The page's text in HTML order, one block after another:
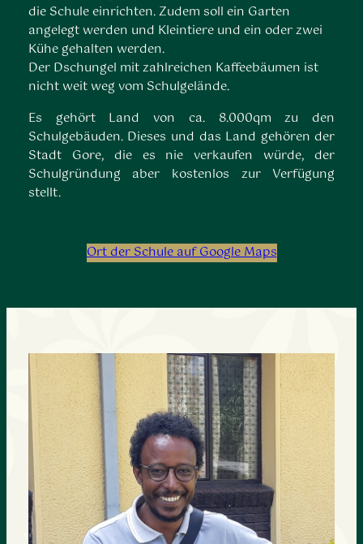
die Schule einrichten. Zudem soll ein Garten
angelegt werden und Kleintiere und ein oder zwei
Kühe gehalten werden.
Der Dschungel mit zahlreichen Kaffeebäumen ist
nicht weit weg vom Schulgelände.
Es gehört Land von ca. 8.000qm zu den
Schulgebäuden. Dieses und das Land gehören der
Stadt Gore, die es nie verkaufen würde, der
Schulgründung aber kostenlos zur Verfügung
stellt.
Ort der Schule auf Google Maps